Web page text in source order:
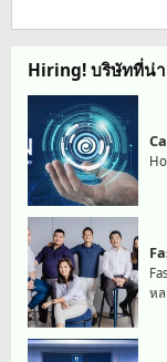
Hiring! บริษัทที่น่
หล